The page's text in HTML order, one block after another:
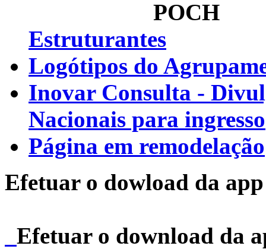
Estruturantes
Logótipos do
Inovar Consulta -
Nacionais para ingresso
Página em remodelação
Efetuar o dowload da
Efetuar o download da